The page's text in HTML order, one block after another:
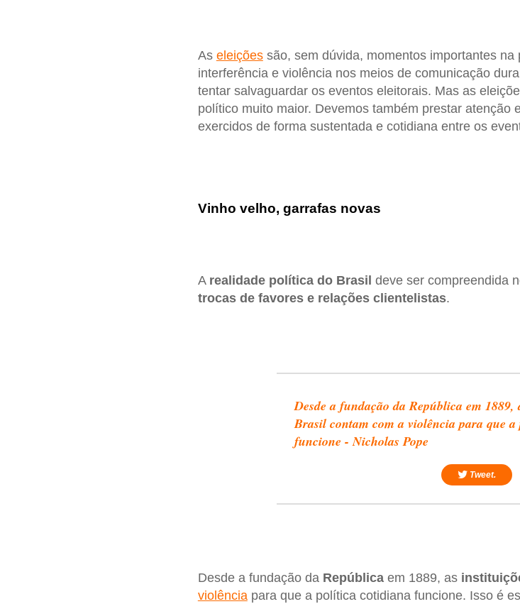
As eleiçõessão, sem dúvida, momentos importantes na
interferência e violência nos meios de comunicação
tentar salvaguardar os eventos eleitorais. Mas as
político muito maior. Devemos também prestar atenção
exercidos de forma sustentada e cotidiana entre os
Vinho velho, garrafas novas
A realidade política do Brasil deve ser compreendida
trocas de favores e relações clientelistas.
Desde a fundação da República em
Brasil contam com a violência para que
funcione - Nicholas Pope
Tweet.
Desde a fundação da Repúblicaem 1889, as
violênciapara que a política cotidiana funcione. Isso é